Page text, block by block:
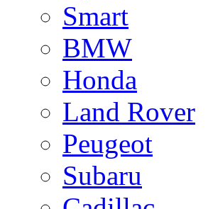
Smart
BMW
Honda
Land Rover
Peugeot
Subaru